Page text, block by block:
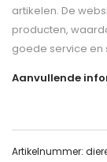
artikelen. De
producten,
goede service en
Aanvullende
Artikelnummer: